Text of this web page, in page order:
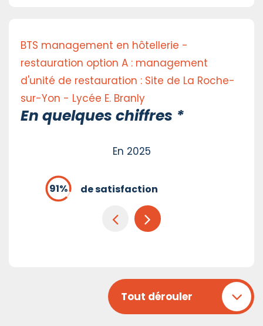
BTS management en hôtellerie -
restauration option A : management
d'unité de restauration : Site de La Roche-
sur-Yon - Lycée E. Branly
En quelques chiffres *
En 2025
de satisfaction
Tout dérouler